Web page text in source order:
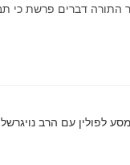
התורה דברים פרשת